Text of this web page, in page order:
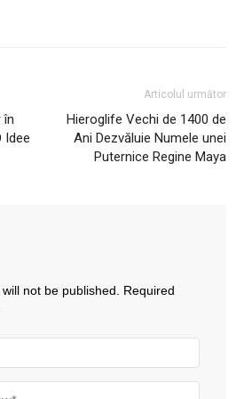
în
Idee
Articolul următor
Hieroglife Vechi de 1400 de
Ani Dezvăluie Numele unei
Puternice Regine Maya
not be published.
Required